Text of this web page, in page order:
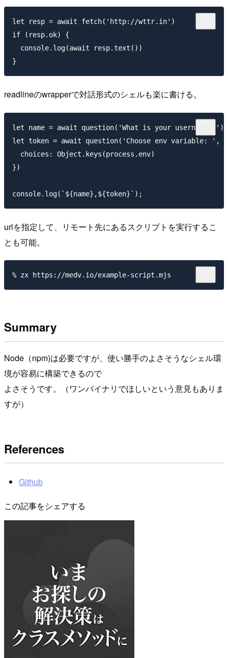
let resp = await fetch('http://wttr.in')
if (resp.ok) {
  console.log(await resp.text())
readlineのwrapperで対話形式のシェルも楽に書ける。
let name = await question('What is your username? ')
let token = await question('Choose env variable: ', {
  choices: Object.keys(process.env)
})
urlを指定して、リモート先にあるスクリプトを実行するこ
とも可能。
Summary
Node（npm)は必要ですが、使い勝手のよさそうなシェル環
境が容易に構築できるので
よさそうです。（ワンバイナリでほしいという意見もありま
すが）
References
Github
この記事をシェアする